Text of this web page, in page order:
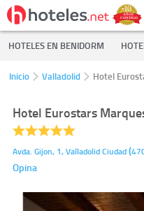
HOTELES EN BENIDORM
Inicio Valladolid Hotel
Hotel Eurostars
Avda. Gijon, 1,Valladolid Ciudad(
Opina